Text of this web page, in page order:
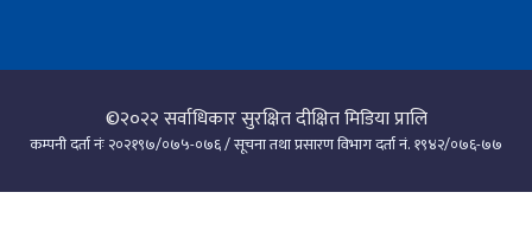
©२०२२सर्वाधिकार सुरक्षित दीक्षित मिडिया प्रालि
कम्पनी दर्ता नंः २०२१९७/०७५-०७६ / सूचना तथा प्रसारण विभाग दर्ता नं. १९४२/०७६-७७